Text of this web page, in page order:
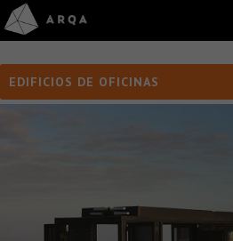
EDIFICIOS DE OFICINAS